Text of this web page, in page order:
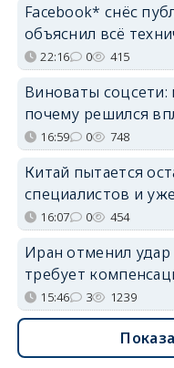
Facebook* снёс
объяснил всё
22:16 0 415
Виноваты соцсети:
почему решился
16:59 0 748
Китай пытается
специалистов и
16:07 0 454
Иран отменил
требует
15:46 3 1239